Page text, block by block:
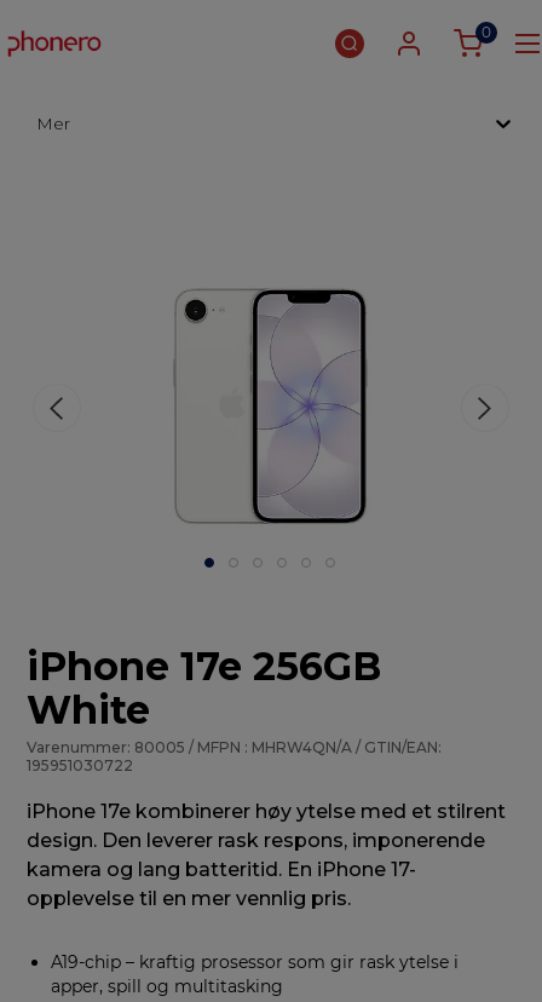
0
Mer
iPhone 17e 256GB
White
Varenummer: 80005 / MFPN : MHRW4QN/A / GTIN/EAN:
195951030722
iPhone 17e kombinerer høy ytelse med et stilrent
design. Den leverer rask respons, imponerende
kamera og lang batteritid. En iPhone 17-
opplevelse til en mer vennlig pris.
A19-chip – kraftig prosessor som gir rask ytelse i
apper, spill og multitasking